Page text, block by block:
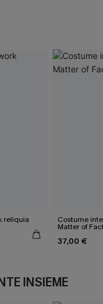
reliquia Costume
Matter of
37,00 €
INSIEME